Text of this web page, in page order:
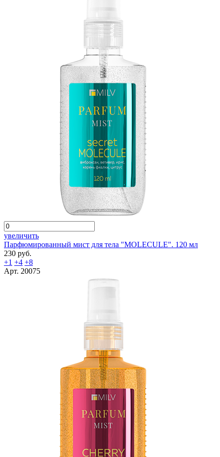
увеличить
Парфюмированный мист для тела "MOLECULE". 120 мл
230 руб.
+1 +4 +8
Арт. 20075